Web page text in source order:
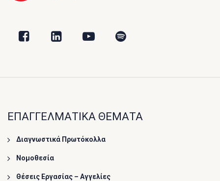
ΕΠΑΓΓΕΛΜΑΤΙΚΑ ΘΕΜΑΤΑ
Διαγνωστικά Πρωτόκολλα
Νομοθεσία
Θέσεις Εργασίας – Αγγελίες